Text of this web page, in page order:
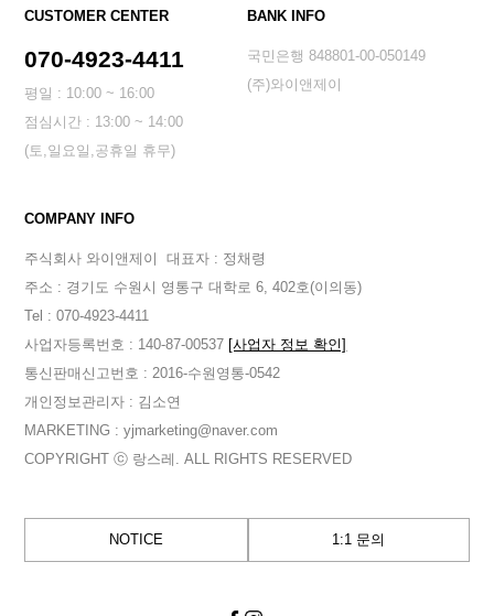
CUSTOMER CENTER
070-4923-4411
평일 : 10:00 ~ 16:00
점심시간 : 13:00 ~ 14:00
(토,일요일,공휴일 휴무)
BANK INFO
국민은행 848801-00-050149
(주)와이앤제이
COMPANY INFO
주식회사 와이앤제이
대표자 : 정채령
주소 : 경기도 수원시 영통구 대학로 6, 402호(이의동)
Tel : 070-4923-4411
사업자등록번호 : 140-87-00537 [사업자 정보 확인]
통신판매신고번호 : 2016-수원영통-0542
개인정보관리자 : 김소연
MARKETING : yjmarketing@naver.com
COPYRIGHT ⓒ 랑스레. ALL RIGHTS RESERVED
NOTICE 1:1 문의